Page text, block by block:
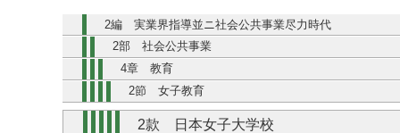
2編 実業界指導並ニ社会公共事業尽力時代
2部 社会公共事業
4章 教育
2節 女子教育
2款 日本女子大学校